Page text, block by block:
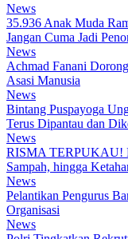
News
35.936 Anak Muda
Jangan Cuma Jadi
News
Achmad Fanani
Asasi Manusia
News
Bintang Puspayoga
Terus Dipantau dan
News
RISMA TERPUKAU!
Sampah, hingga
News
Pelantikan Pengurus
Organisasi
News